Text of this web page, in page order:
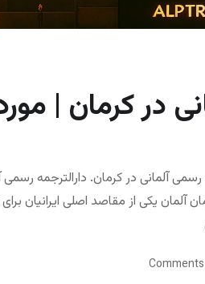
در کرمان |
رسمی آلمانی در کرمان. دارالترجمه
آلمان یکی از مقاصد اصلی ایرانیان